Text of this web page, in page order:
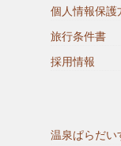
個人情報保護
旅行条件書
採用情報
温泉ぱらだい